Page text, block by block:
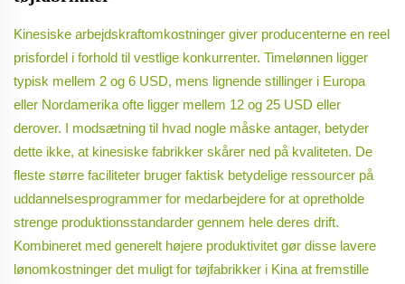
Kinesiske arbejdskraftomkostninger giver producenterne en reel
prisfordel i forhold til vestlige konkurrenter. Timelønnen ligger
typisk mellem 2 og 6 USD, mens lignende stillinger i Europa
eller Nordamerika ofte ligger mellem 12 og 25 USD eller
derover. I modsætning til hvad nogle måske antager, betyder
dette ikke, at kinesiske fabrikker skårer ned på kvaliteten. De
fleste større faciliteter bruger faktisk betydelige ressourcer på
uddannelsesprogrammer for medarbejdere for at opretholde
strenge produktionsstandarder gennem hele deres drift.
Kombineret med generelt højere produktivitet gør disse lavere
lønomkostninger det muligt for tøjfabrikker i Kina at fremstille